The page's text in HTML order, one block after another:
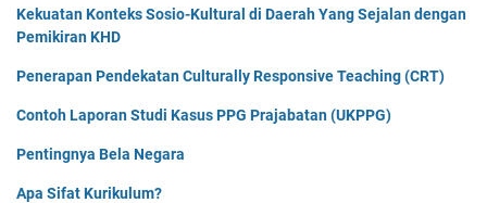
Kekuatan Konteks Sosio-Kultural di Daerah Yang Sejalan dengan
Pemikiran KHD
Penerapan Pendekatan Culturally Responsive Teaching (CRT)
Contoh Laporan Studi Kasus PPG Prajabatan (UKPPG)
Pentingnya Bela Negara
Apa Sifat Kurikulum?